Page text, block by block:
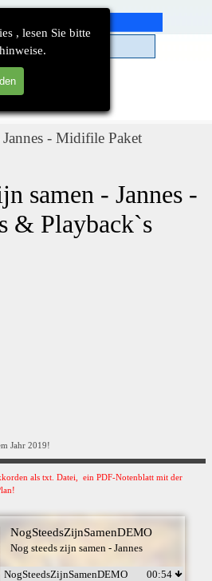
, lesen Sie bitte
Menü überspringen
- Midifile Paket
samen - Jannes -
& Playback`s
Jahr 2019!
als txt. Datei, ein PDF-Notenblatt mit der
NogSteedsZijnSamenDEMO
Nog steeds zijn samen - Jannes
NogSteedsZijnSamenDEMO 00:54